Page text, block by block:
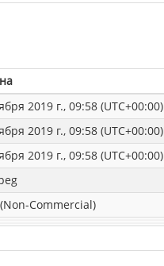
2019 г., 09:58 (UTC+00:00)
2019 г., 09:58 (UTC+00:00)
2019 г., 09:58 (UTC+00:00)
Commercial)